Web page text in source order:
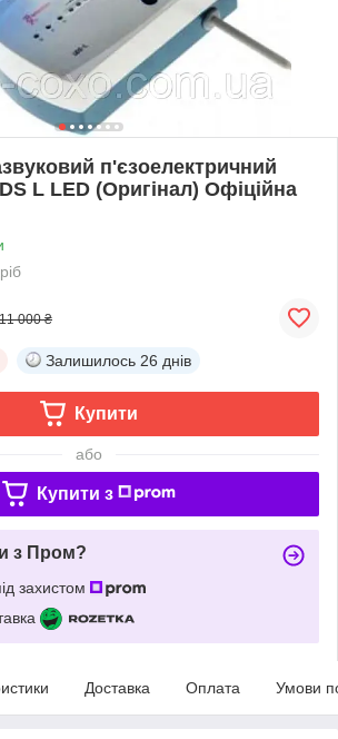
п'єзоелектричний
L LED (Оригінал) Офіційна
11 000 ₴
Залишилось 26 днів
Купити
або
Купити з
з Пром?
захистом
Доставка Оплата Умови